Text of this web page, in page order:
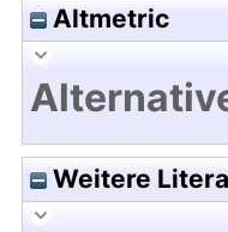
Altmetric
Weitere